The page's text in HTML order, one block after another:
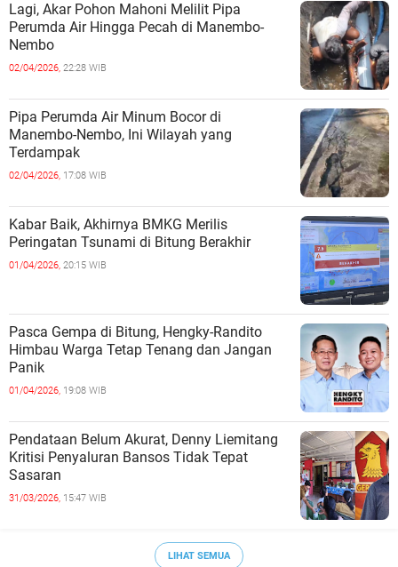
Lagi, Akar Pohon Mahoni Melilit Pipa
Perumda Air Hingga Pecah di Manembo-
Nembo
02/04/2026, 22:28 WIB
Pipa Perumda Air Minum Bocor di
Manembo-Nembo, Ini Wilayah yang
Terdampak
02/04/2026, 17:08 WIB
Kabar Baik, Akhirnya BMKG Merilis
Peringatan Tsunami di Bitung Berakhir
01/04/2026, 20:15 WIB
Pasca Gempa di Bitung, Hengky-Randito
Himbau Warga Tetap Tenang dan Jangan
Panik
01/04/2026, 19:08 WIB
Pendataan Belum Akurat, Denny Liemitang
Kritisi Penyaluran Bansos Tidak Tepat
Sasaran
31/03/2026, 15:47 WIB
LIHAT SEMUA